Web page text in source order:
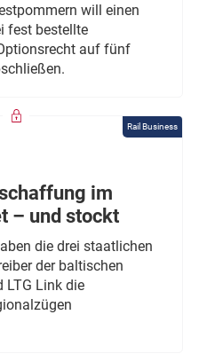
will einen
fest bestellte
auf fünf
Rail Business
im
– und stockt
die drei staatlichen
der baltischen
LTG Link die